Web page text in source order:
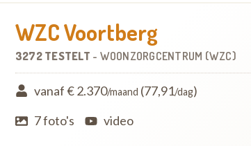
WZC Voortberg
3272 TESTELT - WOONZORGCENTRUM (WZC)
vanaf € 2.370/maand (77,91/dag)
7 foto's
video